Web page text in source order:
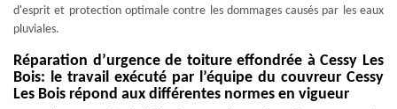
d'esprit et protection optimale contre les dommages causés par les eaux
pluviales.
Réparation d’urgence de toiture effondrée à Cessy Les
Bois: le travail exécuté par l’équipe du couvreur Cessy
Les Bois répond aux différentes normes en vigueur